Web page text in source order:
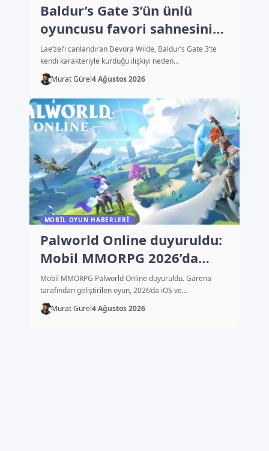
Baldur’s Gate 3’ün ünlü
oyuncusu favori sahnesini
açıkladı
Lae’zel’i canlandıran Devora Wilde, Baldur’s Gate 3’te
kendi karakteriyle kurduğu ilişkiyi neden…
Murat Gürel4 Ağustos 2026
MOBIL OYUN HABERLERI
Palworld Online duyuruldu:
Mobil MMORPG 2026’da
çıkacak
Mobil MMORPG Palworld Online duyuruldu. Garena
tarafından geliştirilen oyun, 2026’da iOS ve…
Murat Gürel4 Ağustos 2026